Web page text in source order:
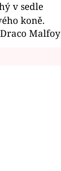
koně.
Malfoy